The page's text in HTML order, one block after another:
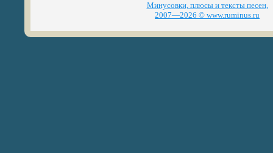
Минусовки, плюсы и тексты песен,
2007—2026 © www.ruminus.ru